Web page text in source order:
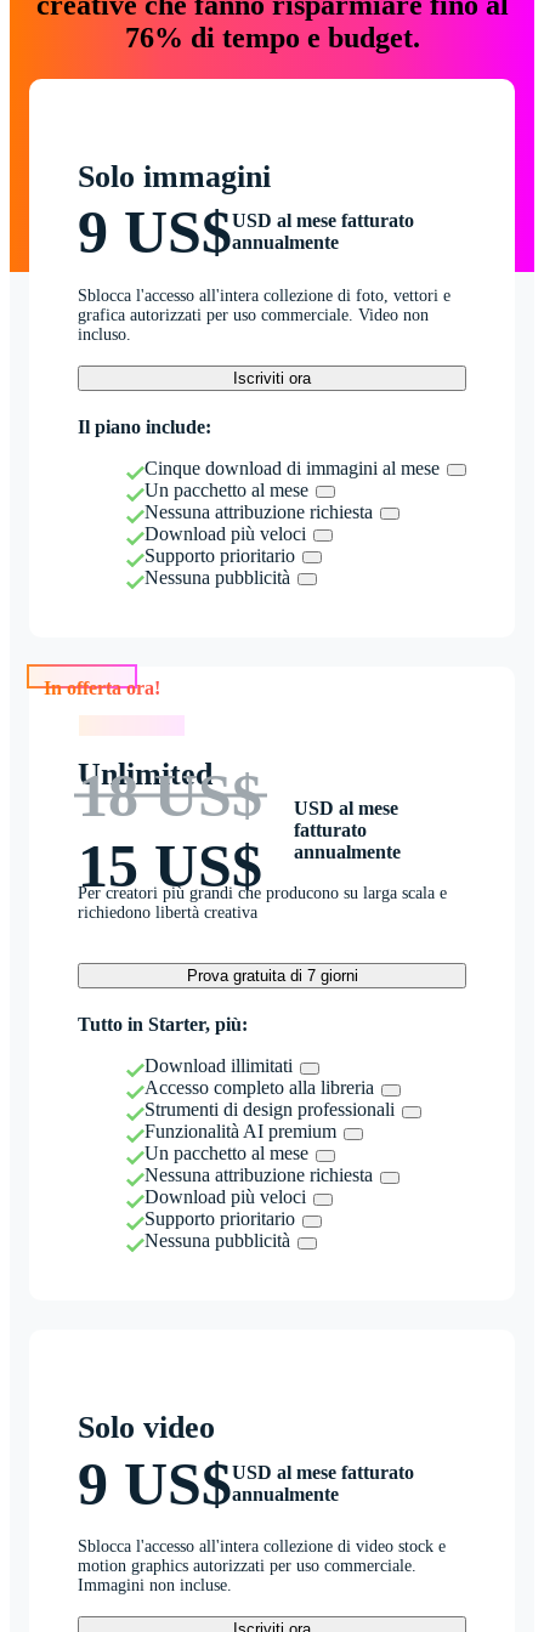
76% di tempo e budget.
Solo immagini
9 US$USD al mese fatturato
annualmente
Sblocca l'accesso all'intera collezione di foto, vettori e
grafica autorizzati per uso commerciale. Video non
incluso.
Iscriviti ora
Il piano include:
Cinque download di immagini al mese
Un pacchetto al mese
Nessuna attribuzione richiesta
Download più veloci
Supporto prioritario
Nessuna pubblicità
Unlimited
18 US$
15 US$
USD al mese
fatturato
annualmente
Per creatori più grandi che producono su larga scala e
richiedono libertà creativa
Prova gratuita di 7 giorni
Tutto in Starter, più:
Download illimitati
Accesso completo alla libreria
Strumenti di design professionali
Funzionalità AI premium
Un pacchetto al mese
Nessuna attribuzione richiesta
Download più veloci
Supporto prioritario
Nessuna pubblicità
Solo video
9 US$USD al mese fatturato
annualmente
Sblocca l'accesso all'intera collezione di video stock e
motion graphics autorizzati per uso commerciale.
Immagini non incluse.